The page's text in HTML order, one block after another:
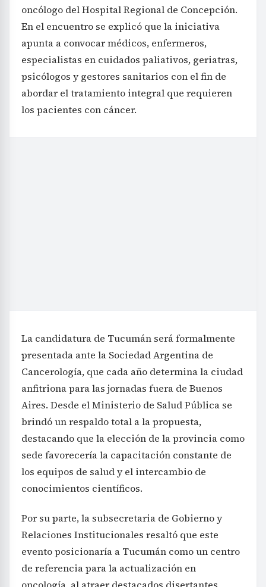
oncólogo del Hospital Regional de Concepción.
En el encuentro se explicó que la iniciativa
apunta a convocar médicos, enfermeros,
especialistas en cuidados paliativos, geriatras,
psicólogos y gestores sanitarios con el fin de
abordar el tratamiento integral que requieren
los pacientes con cáncer.
La candidatura de Tucumán será formalmente
presentada ante la Sociedad Argentina de
Cancerología, que cada año determina la ciudad
anfitriona para las jornadas fuera de Buenos
Aires. Desde el Ministerio de Salud Pública se
brindó un respaldo total a la propuesta,
destacando que la elección de la provincia como
sede favorecería la capacitación constante de
los equipos de salud y el intercambio de
conocimientos científicos.
Por su parte, la subsecretaria de Gobierno y
Relaciones Institucionales resaltó que este
evento posicionaría a Tucumán como un centro
de referencia para la actualización en